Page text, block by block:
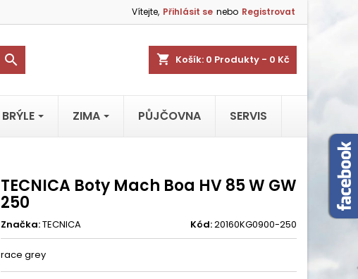
Vítejte, Přihlásit se nebo Registrovat
shopping_cart Košík: 0 Produkty - 0 Kč

BRÝLE ZIMA PŮJČOVNA SERVIS
TECNICA Boty Mach Boa HV 85 W GW
250
Značka:TECNICA Kód:20160KG0900-250
race grey